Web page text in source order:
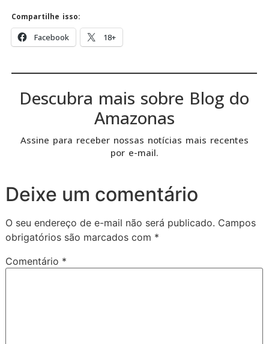
Compartilhe isso:
Facebook 18+
Descubra mais sobre Blog do
Amazonas
Assine para receber nossas notícias mais recentes
por e-mail.
Deixe um comentário
O seu endereço de e-mail não será publicado. Campos
obrigatórios são marcados com *
Comentário *